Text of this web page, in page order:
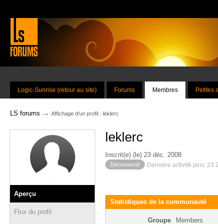
Logic-Sunrise (retour au site) Forums Membres Petites
LS forums → Affichage d'un profil : leklerc
Aperçu
Flux du profil
leklerc
Inscrit(e) (le) 23 déc. 2008
Déconnecté Dernière activité janv. 23
Statistiques de la communauté
Groupe Members